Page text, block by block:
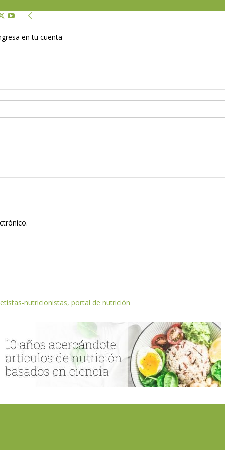
en tu cuenta
nutricionistas, portal de nutrición